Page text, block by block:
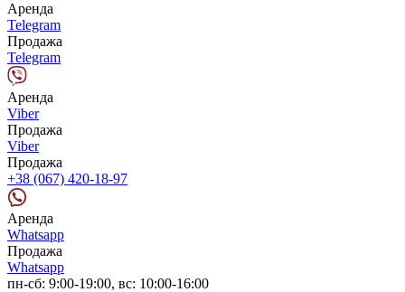
Аренда
Telegram
Продажа
Telegram
Аренда
Viber
Продажа
Viber
Продажа
+38 (067) 420-18-97
Аренда
Whatsapp
Продажа
Whatsapp
пн-сб: 9:00-19:00, вс: 10:00-16:00